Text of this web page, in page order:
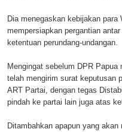
Salurkan Bantuan CSR
Papua Frontier into
Cetak Sawah dan
Dia menegaskan kebijakan
mempersiapkan pergantian
ketentuan perundang-undangan.
Mengingat sebelum DPR
telah mengirim surat keputusan
ART Partai, dengan tegas
pindah ke partai lain juga atas
Ditambahkan apapun yang